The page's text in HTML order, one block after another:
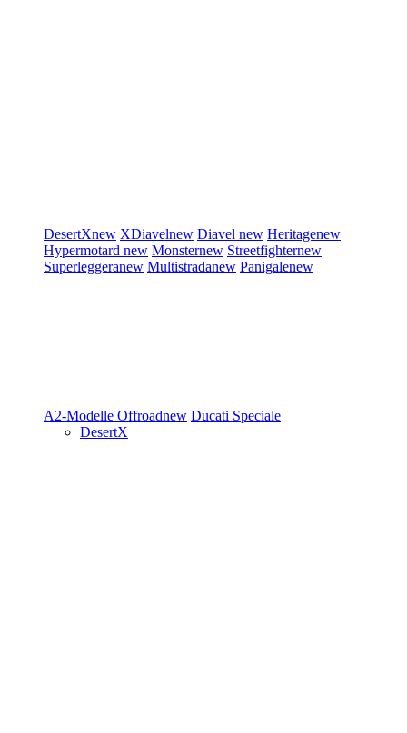
DesertXnew XDiavelnew Diavel new Heritagenew
Hypermotard new Monsternew Streetfighternew
Superleggeranew Multistradanew Panigalenew
A2-Modelle Offroadnew Ducati Speciale
DesertX